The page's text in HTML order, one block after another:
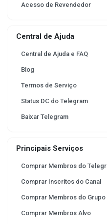
Acesso de Revendedor
Central de Ajuda
Central de Ajuda e FAQ
Blog
Termos de Serviço
Status DC do Telegram
Baixar Telegram
Principais Serviços
Comprar Membros do
Comprar Inscritos do Canal
Comprar Membros do Grupo
Comprar Membros Alvo